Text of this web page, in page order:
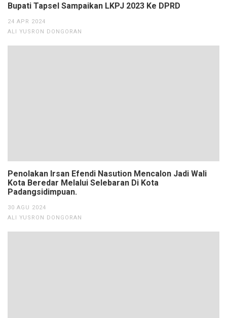
Bupati Tapsel Sampaikan LKPJ 2023 Ke DPRD
24 APR 2024
ALI YUSRON DONGORAN
Penolakan Irsan Efendi Nasution Mencalon Jadi Wali
Kota Beredar Melalui Selebaran Di Kota
Padangsidimpuan.
30 AGU 2024
ALI YUSRON DONGORAN